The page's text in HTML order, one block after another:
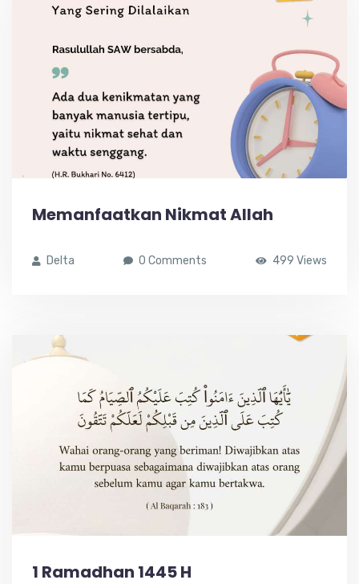
Memanfaatkan Nikmat Allah
Delta 0 Comments 499 Views
1 Ramadhan 1445 H